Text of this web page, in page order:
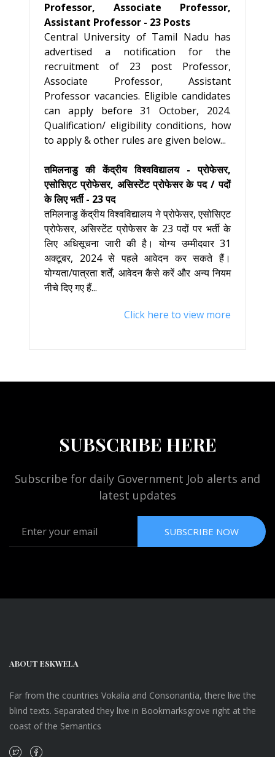
Professor, Associate Professor,
Assistant Professor - 23 Posts
Central University of Tamil Nadu has
advertised a notification for the
recruitment of 23 post Professor,
Associate Professor, Assistant
Professor vacancies. Eligible candidates
can apply before 31 October, 2024.
Qualification/ eligibility conditions, how
to apply & other rules are given below...
तमिलनाडु की केंद्रीय विश्वविद्यालय - प्रोफेसर,
एसोसिएट प्रोफेसर, असिस्टेंट प्रोफेसर के पद / पदों
के लिए भर्ती - 23 पद
तमिलनाडु केंद्रीय विश्वविद्यालय ने प्रोफेसर, एसोसिएट
प्रोफेसर, असिस्टेंट प्रोफेसर के 23 पदों पर भर्ती के
लिए अधिसूचना जारी की है। योग्य उम्मीदवार 31
अक्टूबर, 2024 से पहले आवेदन कर सकते हैं।
योग्यता/पात्रता शर्तें, आवेदन कैसे करें और अन्य नियम
नीचे दिए गए हैं...
Click here to view more
SUBSCRIBE HERE
Subscribe for daily Government Job alerts and
latest updates
SUBSCRIBE NOW
ABOUT ESKWELA
Far from the countries Vokalia and Consonantia, there live the
blind texts. Separated they live in Bookmarksgrove right at the
coast of the Semantics